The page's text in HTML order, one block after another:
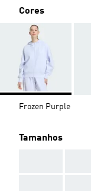
Cores
Frozen Purple
Tamanhos